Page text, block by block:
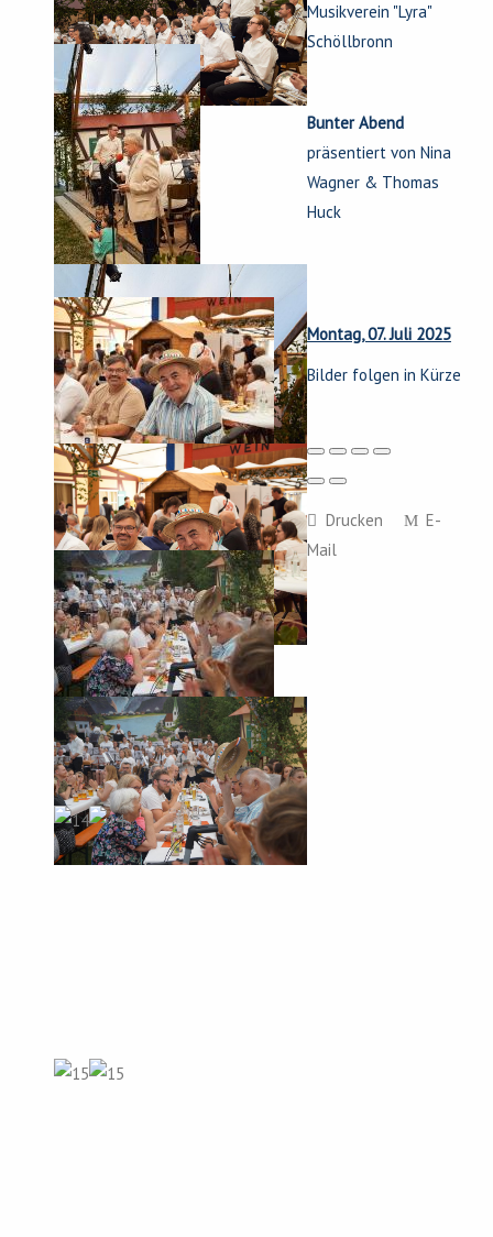
Musikverein "Lyra"
Schöllbronn
Bunter Abend
präsentiert von Nina
Wagner & Thomas
Huck
Montag, 07. Juli 2025
Bilder folgen in Kürze
Drucken
E-
Mail